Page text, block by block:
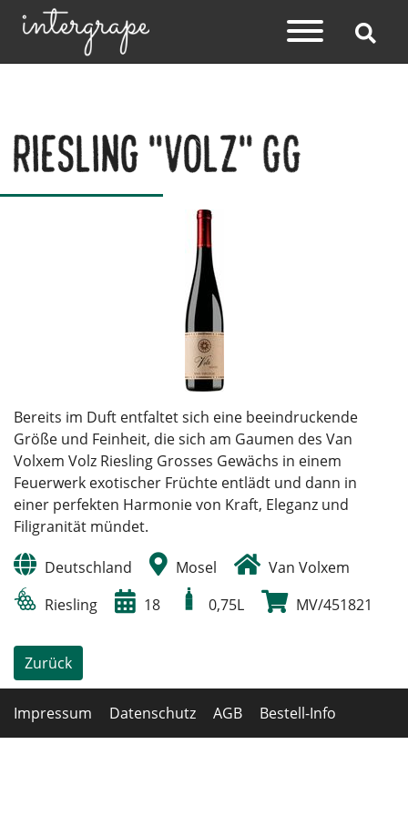
Riesling "Volz" GG
Bereits im Duft entfaltet sich eine beeindruckende
Größe und Feinheit, die sich am Gaumen des Van
Volxem Volz Riesling Grosses Gewächs in einem
Feuerwerk exotischer Früchte entlädt und dann in
einer perfekten Harmonie von Kraft, Eleganz und
Filigranität mündet.
Deutschland Mosel
Van Volxem
Riesling
18 0,75L MV/451821
Zurück
Impressum Datenschutz AGB Bestell-Info